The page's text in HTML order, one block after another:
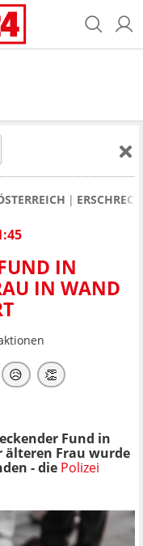
IN
IN WAND
😥 👏
Fund in
älteren Frau wurde
- die Polizei